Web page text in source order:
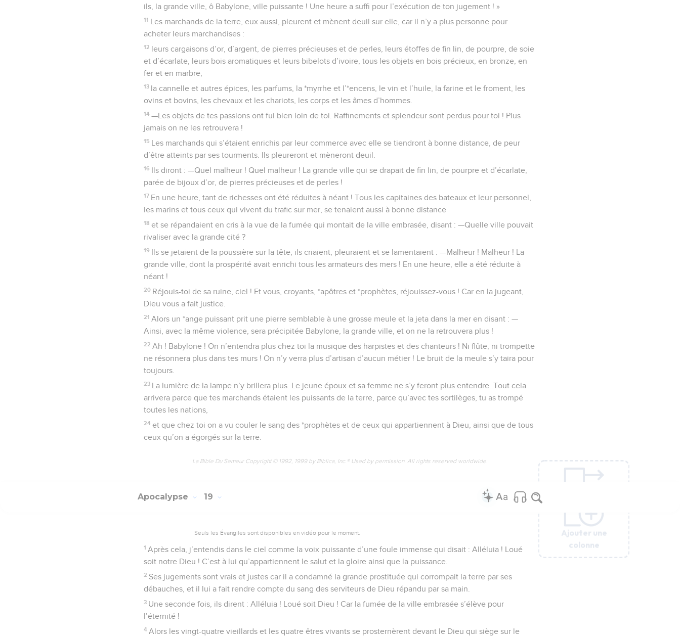
Ajouter une
colonne
ils, la grande ville, ô Babylone, ville puissante ! Une heure a suffi pour l’exécution de ton jugement ! »
11 Les marchands de la terre, eux aussi, pleurent et mènent deuil sur elle, car il n’y a plus personne pour
acheter leurs marchandises :
12 leurs cargaisons d’or, d’argent, de pierres précieuses et de perles, leurs étoffes de fin lin, de pourpre, de soie
et d’écarlate, leurs bois aromatiques et leurs bibelots d’ivoire, tous les objets en bois précieux, en bronze, en
fer et en marbre,
13 la cannelle et autres épices, les parfums, la *myrrhe et l’*encens, le vin et l’huile, la farine et le froment, les
ovins et bovins, les chevaux et les chariots, les corps et les âmes d’hommes.
14 —Les objets de tes passions ont fui bien loin de toi. Raffinements et splendeur sont perdus pour toi ! Plus
jamais on ne les retrouvera !
15 Les marchands qui s’étaient enrichis par leur commerce avec elle se tiendront à bonne distance, de peur
d’être atteints par ses tourments. Ils pleureront et mèneront deuil.
16 Ils diront : —Quel malheur ! Quel malheur ! La grande ville qui se drapait de fin lin, de pourpre et d’écarlate,
parée de bijoux d’or, de pierres précieuses et de perles !
17 En une heure, tant de richesses ont été réduites à néant ! Tous les capitaines des bateaux et leur personnel,
les marins et tous ceux qui vivent du trafic sur mer, se tenaient aussi à bonne distance
18 et se répandaient en cris à la vue de la fumée qui montait de la ville embrasée, disant : —Quelle ville pouvait
rivaliser avec la grande cité ?
19 Ils se jetaient de la poussière sur la tête, ils criaient, pleuraient et se lamentaient : —Malheur ! Malheur ! La
grande ville, dont la prospérité avait enrichi tous les armateurs des mers ! En une heure, elle a été réduite à
néant !
20 Réjouis-toi de sa ruine, ciel ! Et vous, croyants, *apôtres et *prophètes, réjouissez-vous ! Car en la jugeant,
Dieu vous a fait justice.
21 Alors un *ange puissant prit une pierre semblable à une grosse meule et la jeta dans la mer en disant : —
Ainsi, avec la même violence, sera précipitée Babylone, la grande ville, et on ne la retrouvera plus !
22 Ah ! Babylone ! On n’entendra plus chez toi la musique des harpistes et des chanteurs ! Ni flûte, ni trompette
ne résonnera plus dans tes murs ! On n’y verra plus d’artisan d’aucun métier ! Le bruit de la meule s’y taira pour
toujours.
23 La lumière de la lampe n’y brillera plus. Le jeune époux et sa femme ne s’y feront plus entendre. Tout cela
arrivera parce que tes marchands étaient les puissants de la terre, parce qu’avec tes sortilèges, tu as trompé
toutes les nations,
24 et que chez toi on a vu couler le sang des *prophètes et de ceux qui appartiennent à Dieu, ainsi que de tous
ceux qu’on a égorgés sur la terre.
La Bible Du Semeur Copyright © 1992, 1999 by Biblica, Inc.® Used by permission. All rights reserved worldwide.
Ajouter une
colonne
Apocalypse 19
Seuls les Évangiles sont disponibles en vidéo pour le moment.
1 Après cela, j’entendis dans le ciel comme la voix puissante d’une foule immense qui disait : Alléluia ! Loué
soit notre Dieu ! C’est à lui qu’appartiennent le salut et la gloire ainsi que la puissance.
2 Ses jugements sont vrais et justes car il a condamné la grande prostituée qui corrompait la terre par ses
débauches, et il lui a fait rendre compte du sang des serviteurs de Dieu répandu par sa main.
3 Une seconde fois, ils dirent : Alléluia ! Loué soit Dieu ! Car la fumée de la ville embrasée s’élève pour
l’éternité !
4 Alors les vingt-quatre vieillards et les quatre êtres vivants se prosternèrent devant le Dieu qui siège sur le
Ajouter une
colonne
Ajouter une
colonne
Ajouter une
colonne
Ajouter une
colonne